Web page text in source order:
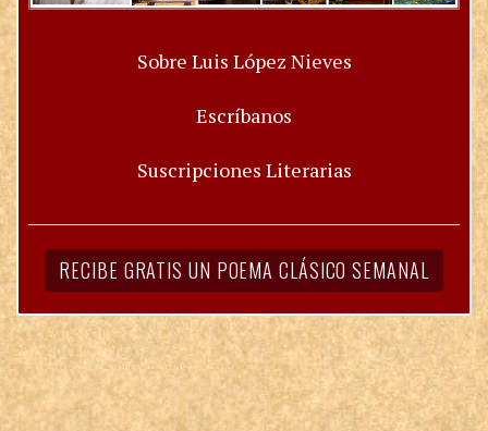
Sobre Luis López Nieves
Escríbanos
Suscripciones Literarias
RECIBE GRATIS UN POEMA CLÁSICO SEMANAL